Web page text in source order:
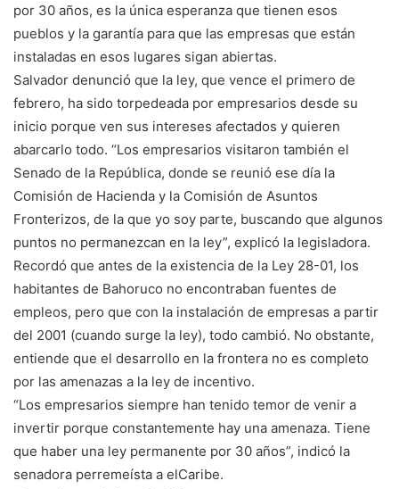
por 30 años, es la única esperanza que tienen esos
pueblos y la garantía para que las empresas que están
instaladas en esos lugares sigan abiertas.
Salvador denunció que la ley, que vence el primero de
febrero, ha sido torpedeada por empresarios desde su
inicio porque ven sus intereses afectados y quieren
abarcarlo todo. “Los empresarios visitaron también el
Senado de la República, donde se reunió ese día la
Comisión de Hacienda y la Comisión de Asuntos
Fronterizos, de la que yo soy parte, buscando que algunos
puntos no permanezcan en la ley”, explicó la legisladora.
Recordó que antes de la existencia de la Ley 28-01, los
habitantes de Bahoruco no encontraban fuentes de
empleos, pero que con la instalación de empresas a partir
del 2001 (cuando surge la ley), todo cambió. No obstante,
entiende que el desarrollo en la frontera no es completo
por las amenazas a la ley de incentivo.
“Los empresarios siempre han tenido temor de venir a
invertir porque constantemente hay una amenaza. Tiene
que haber una ley permanente por 30 años”, indicó la
senadora perremeísta a elCaribe.